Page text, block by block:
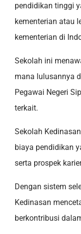
pendidikan tinggi
kementerian atau
kementerian di
Sekolah ini
mana lulusannya
Pegawai Negeri
terkait.
Sekolah
biaya pendidikan
serta prospek
Dengan sistem
Kedinasan
berkontribusi